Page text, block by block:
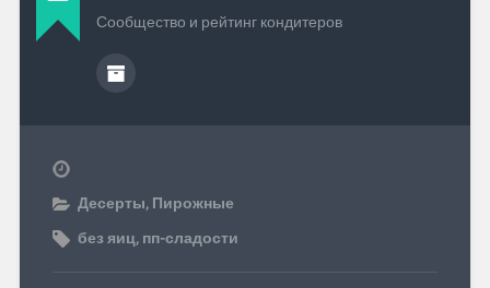
Сообщество и рейтинг кондитеров
Десерты, Пирожные
без яиц, пп-сладости